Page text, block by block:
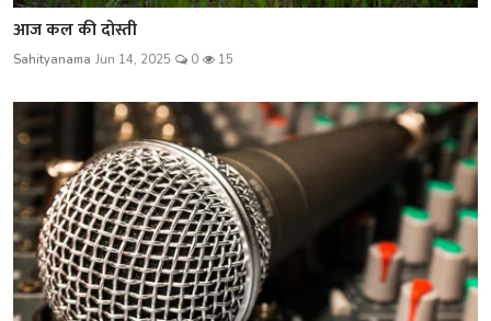
आज कल की दोस्ती
Sahityanama Jun 14, 2025 0 15